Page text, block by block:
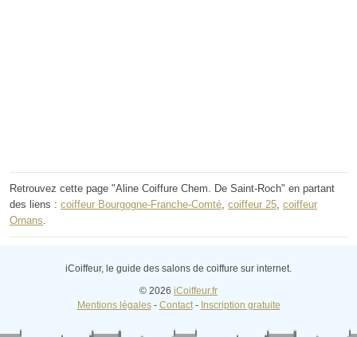
Retrouvez cette page "Aline Coiffure Chem. De Saint-Roch" en partant
des liens : coiffeur Bourgogne-Franche-Comté, coiffeur 25, coiffeur
Ornans.
iCoiffeur, le guide des salons de coiffure sur internet.
© 2026 iCoiffeur.fr
Mentions légales- Contact- Inscription gratuite